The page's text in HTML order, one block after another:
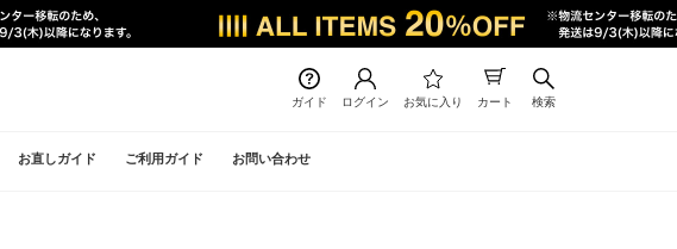
ガイド ログイン お気に入り カート 検索
お直しガイド ご利用ガイド お問い合わせ